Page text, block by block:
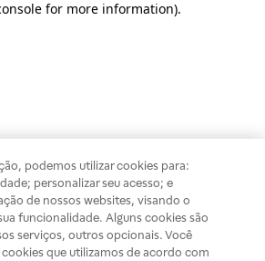
for more information).
podemos utilizar cookies para:
personalizar seu acesso; e
de nossos websites, visando o
funcionalidade. Alguns cookies são
serviços, outros opcionais. Você
que utilizamos de acordo com